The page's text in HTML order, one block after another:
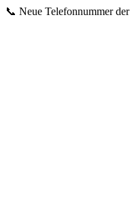
Springe
📞 Neue Telefonnummer